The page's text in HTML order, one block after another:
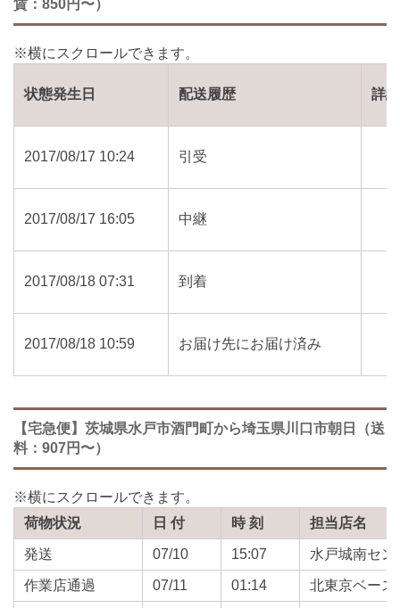
賃：850円〜）
状態発生日 配送履歴 詳細
2017/08/17 10:24 引受
2017/08/17 16:05 中継
2017/08/18 07:31 到着
2017/08/18 10:59 お届け先にお届け済み
【宅急便】茨城県水戸市酒門町から埼玉県川口市朝日（送
料：907円〜）
荷物状況 日 付 時 刻 担当店名
発送 07/10 15:07 水戸城南セン
作業店通過 07/11 01:14 北東京ベース